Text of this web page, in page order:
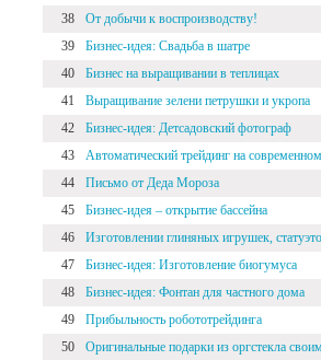
38
От добычи к воспроизводству!
39
Бизнес-идея: Свадьба в шатре
40
Бизнес на выращивании в теплицах
41
Выращивание зелени петрушки и укропа
42
Бизнес-идея: Детсадовский фотограф
43
Автоматический трейдинг на
44
Письмо от Деда Мороза
45
Бизнес-идея – открытие бассейна
46
Изготовлении глиняных игрушек,
47
Бизнес-идея: Изготовление биогумуса
48
Бизнес-идея: Фонтан для частного дома
49
Прибыльность робототрейдинга
50
Оригинальные подарки из оргстекла